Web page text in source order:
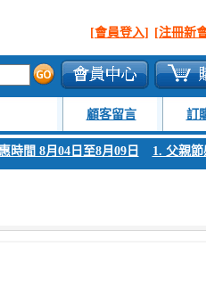
[會員登入] [注冊新
顧客留言 訂
間 8月04日至8月09日 1. 父親節